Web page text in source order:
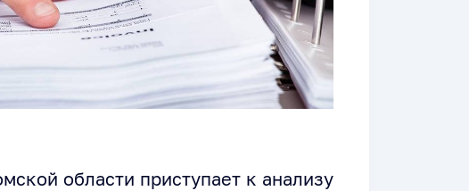
области приступает к анализу